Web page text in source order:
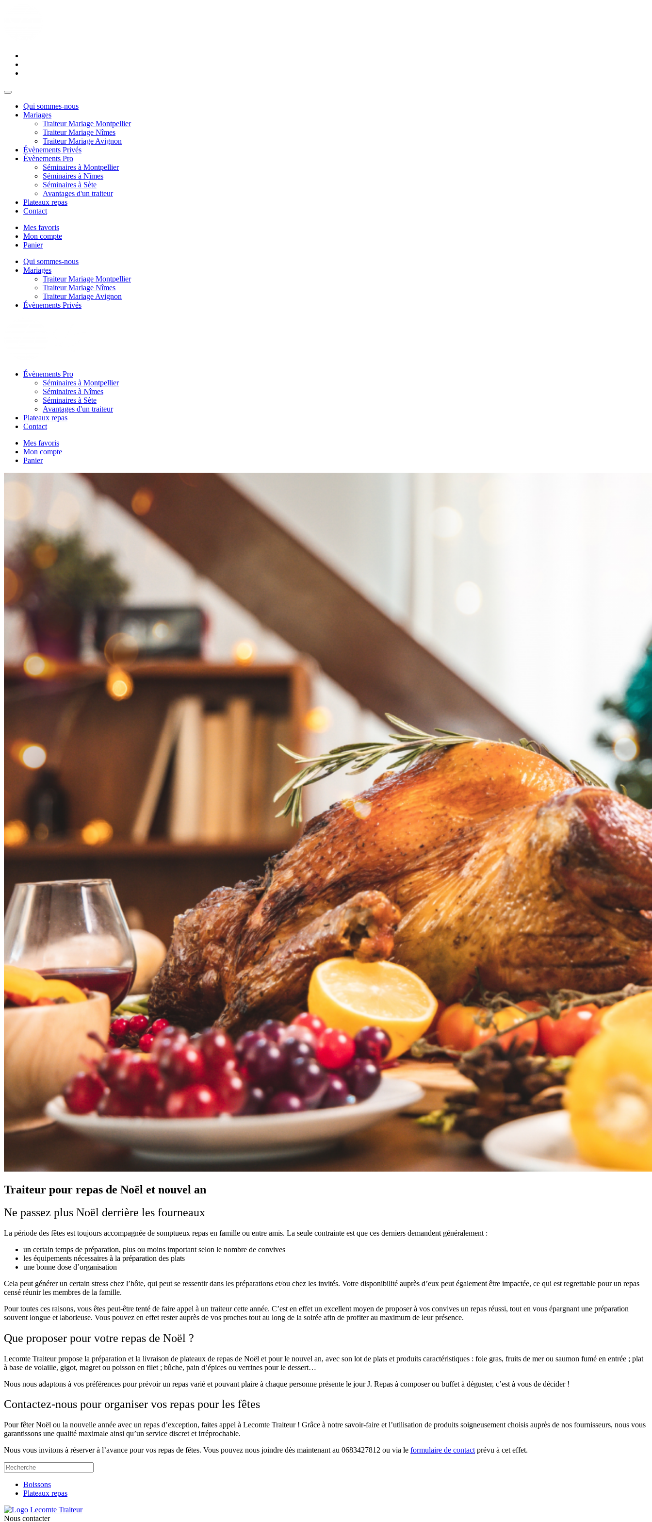
Qui sommes-nous
Mariages
Traiteur Mariage Montpellier
Traiteur Mariage Nîmes
Traiteur Mariage Avignon
Évènements Privés
Évènements Pro
Séminaires à Montpellier
Séminaires à Nîmes
Séminaires à Sète
Avantages d'un traiteur
Plateaux repas
Contact
Mes favoris
Mon compte
Panier
Qui sommes-nous
Mariages
Traiteur Mariage Montpellier
Traiteur Mariage Nîmes
Traiteur Mariage Avignon
Évènements Privés
Évènements Pro
Séminaires à Montpellier
Séminaires à Nîmes
Séminaires à Sète
Avantages d'un traiteur
Plateaux repas
Contact
Mes favoris
Mon compte
Panier
Traiteur pour repas de Noël et nouvel an
Ne passez plus Noël derrière les fourneaux
La période des fêtes est toujours accompagnée de somptueux repas en famille ou entre amis. La seule contrainte est que ces derniers demandent généralement :
un certain temps de préparation, plus ou moins important selon le nombre de convives
les équipements nécessaires à la préparation des plats
une bonne dose d’organisation
Cela peut générer un certain stress chez l’hôte, qui peut se ressentir dans les préparations et/ou chez les invités. Votre disponibilité auprès d’eux peut également être impactée, ce qui est regrettable pour un repas
censé réunir les membres de la famille.
Pour toutes ces raisons, vous êtes peut-être tenté de faire appel à un traiteur cette année. C’est en effet un excellent moyen de proposer à vos convives un repas réussi, tout en vous épargnant une préparation
souvent longue et laborieuse. Vous pouvez en effet rester auprès de vos proches tout au long de la soirée afin de profiter au maximum de leur présence.
Que proposer pour votre repas de Noël ?
Lecomte Traiteur propose la préparation et la livraison de plateaux de repas de Noël et pour le nouvel an, avec son lot de plats et produits caractéristiques : foie gras, fruits de mer ou saumon fumé en entrée ; plat
à base de volaille, gigot, magret ou poisson en filet ; bûche, pain d’épices ou verrines pour le dessert…
Nous nous adaptons à vos préférences pour prévoir un repas varié et pouvant plaire à chaque personne présente le jour J. Repas à composer ou buffet à déguster, c’est à vous de décider !
Contactez-nous pour organiser vos repas pour les fêtes
Pour fêter Noël ou la nouvelle année avec un repas d’exception, faites appel à Lecomte Traiteur ! Grâce à notre savoir-faire et l’utilisation de produits soigneusement choisis auprès de nos fournisseurs, nous vous
garantissons une qualité maximale ainsi qu’un service discret et irréprochable.
Nous vous invitons à réserver à l’avance pour vos repas de fêtes. Vous pouvez nous joindre dès maintenant au 0683427812 ou via le formulaire de contact prévu à cet effet.
Boissons
Plateaux repas
Nous contacter